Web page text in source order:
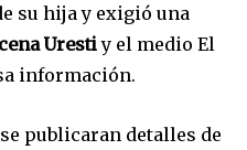
su hija y exigió una
Urestiy el medio El
información.
publicaran detalles de